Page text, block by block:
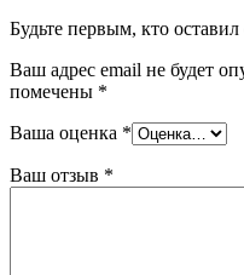
Будьте первым, кто
Ваш адрес email не будет
помечены *
Ваша оценка *
Ваш отзыв *